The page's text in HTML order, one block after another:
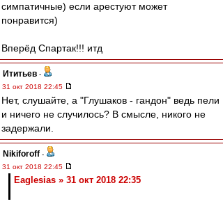
симпатичные) если арестуют может
понравится)
Вперёд Спартак!!! итд
Ититьев -
31 окт 2018 22:45
Нет, слушайте, а "Глушаков - гандон" ведь пели
и ничего не случилось? В смысле, никого не
задержали.
Nikiforoff -
31 окт 2018 22:45
Eaglesias » 31 окт 2018 22:35